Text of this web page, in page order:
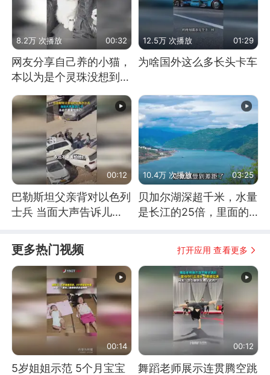
8.2万 次播放 00:32
网友分享自己养的小猫，
本以为是个灵珠没想到是
12.5万 次播放 01:29
为啥国外这么多长头卡车
00:12
巴勒斯坦父亲背对以色列
士兵 当面大声告诉儿
10.4万 次播放 03:25
贝加尔湖深超千米，水量
是长江的25倍，里面的
更多热门视频 打开应用 查看更多
00:14
5岁姐姐示范 5个月宝宝
00:12
舞蹈老师展示连贯腾空跳